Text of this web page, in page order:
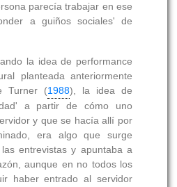
parecía trabajar en ese
a guiños sociales' de
la idea de performance
planteada anteriormente
Turner (1988), la idea de
a partir de cómo uno
y que se hacía allí por
era algo que surge
entrevistas y apuntaba a
aunque en no todos los
haber entrado al servidor